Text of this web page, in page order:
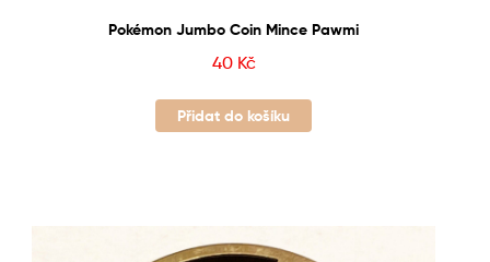
Pokémon Jumbo Coin Mince Pawmi
40 Kč
Přidat do košíku